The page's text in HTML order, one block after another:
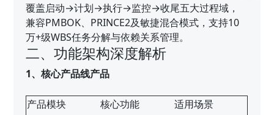
覆盖启动→计划→执行→监控→收尾五大过程域，
兼容PMBOK、PRINCE2及敏捷混合模式，支持10
万+级WBS任务分解与依赖关系管理。
二、功能架构深度解析
1、核心产品线产品
产品模块 核心功能 适用场景